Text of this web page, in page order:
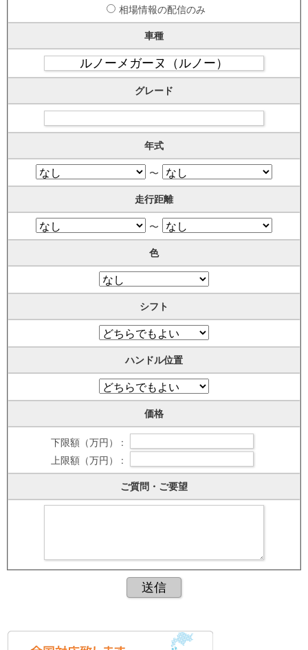
相場情報の配信のみ
車種
グレード
年式
〜
走行距離
〜
色
シフト
ハンドル位置
価格
下限額（万円） :
上限額（万円） :
ご質問・ご要望